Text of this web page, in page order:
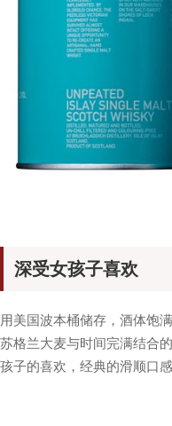
深受女孩子喜欢
用美国波本桶储存，酒体饱
苏格兰大麦与时间完满结合
孩子的喜欢，经典的滑顺口